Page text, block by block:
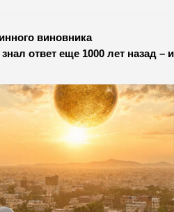
виновника
ответ еще 1000 лет назад – и